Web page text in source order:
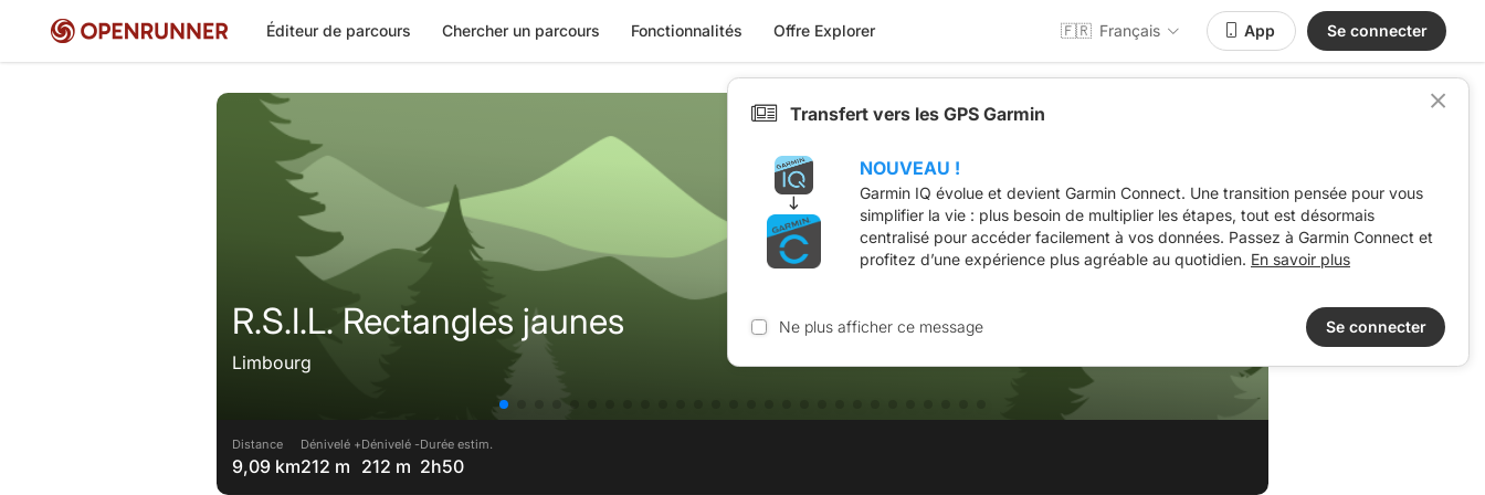
Éditeur de parcours Chercher un parcours Fonctionnalités Offre Explorer 🇫🇷 Français App Se connecter
R.S.I.L. Rectangles jaunes
Limbourg
Distance
9,09 km
Dénivelé +
212 m
Dénivelé -
212 m
Durée estim.
2h50
Transfert vers les GPS Garmin
NOUVEAU !
Garmin IQ évolue et devient Garmin Connect. Une transition pensée pour vous
simplifier la vie : plus besoin de multiplier les étapes, tout est désormais
centralisé pour accéder facilement à vos données. Passez à Garmin Connect et
profitez d’une expérience plus agréable au quotidien. En savoir plus
Ne plus afficher ce message Se connecter